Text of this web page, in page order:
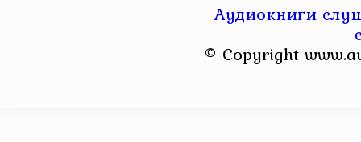
Аудиокниги
© Copyright